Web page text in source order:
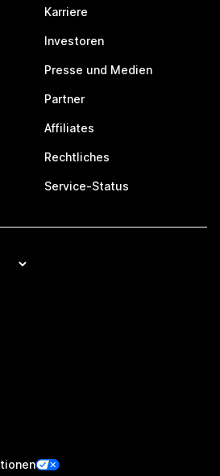
Karriere
Investoren
Presse und Medien
Partner
Affiliates
Rechtliches
Service-Status